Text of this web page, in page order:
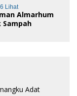
Lihat
Almarhum
Sampah